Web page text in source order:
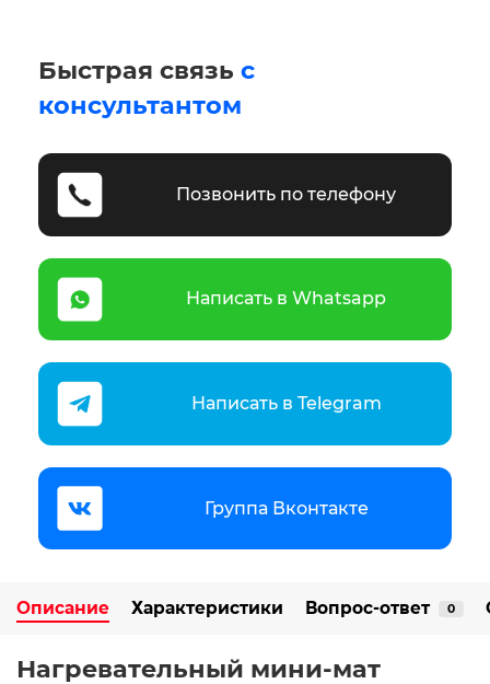
Быстрая связь с
консультантом
Позвонить по телефону
Написать в Whatsapp
Написать в Telegram
Группа Вконтакте
Описание Характеристики Вопрос-ответ 0
Нагревательный мини-мат